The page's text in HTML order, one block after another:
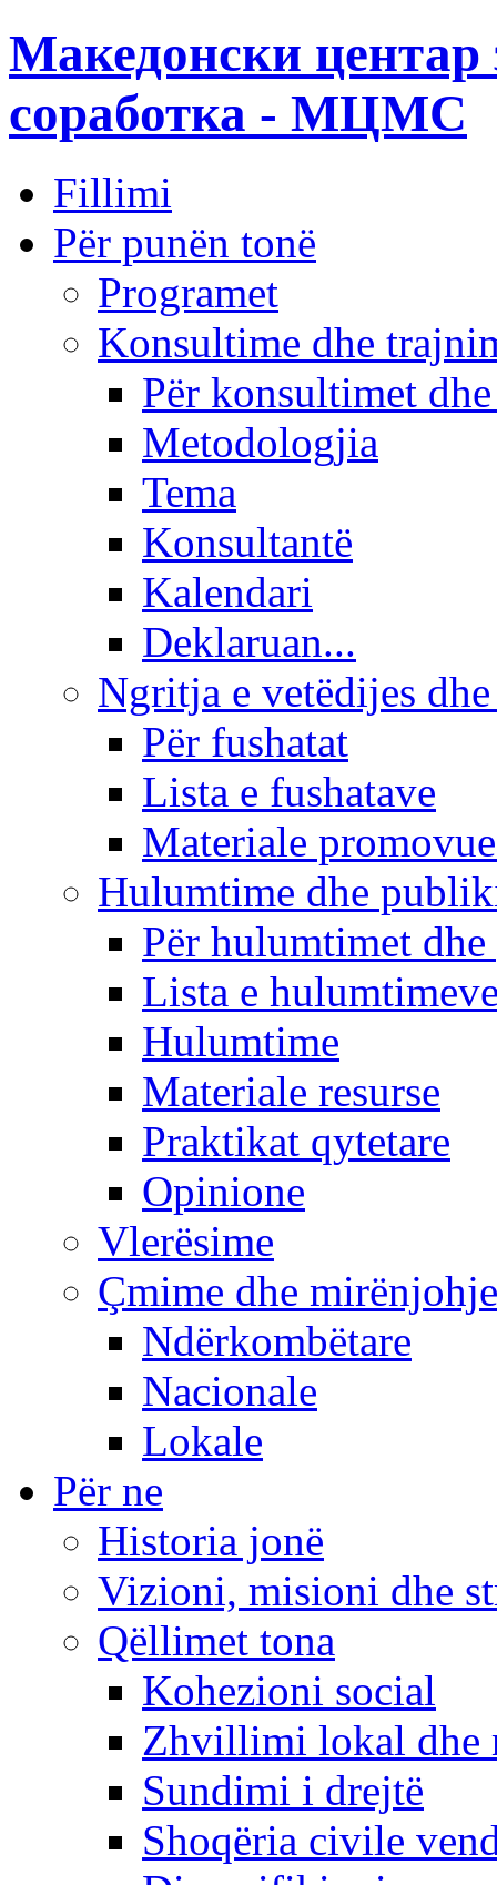
Македонски центар
соработка - МЦМС
Fillimi
Për punën tonë
Programet
Konsultime dhe
Për konsultimet
Metodologjia
Tema
Konsultantë
Kalendari
Deklaruan...
Ngritja e vetëdijes
Për fushatat
Lista e fushatave
Materiale
Hulumtime dhe
Për hulumtimet
Lista e
Hulumtime
Materiale resurse
Praktikat qytetare
Opinione
Vlerësime
Çmime dhe mirënjohje
Ndërkombëtare
Nacionale
Lokale
Për ne
Historia jonë
Vizioni, misioni dhe
Qëllimet tona
Kohezioni social
Zhvillimi lokal dhe
Sundimi i drejtë
Shoqëria civile